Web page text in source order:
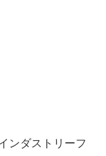
ンダストリーフ